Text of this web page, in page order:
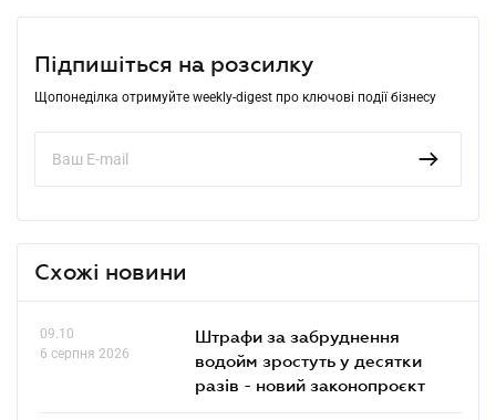
Підпишіться на розсилку
Щопонеділка отримуйте weekly-digest про ключові події бізнесу
Схожі новини
09.10
6 серпня 2026
Штрафи за забруднення
водойм зростуть у десятки
разів - новий законопроєкт